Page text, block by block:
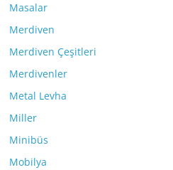
Masalar
Merdiven
Merdiven Çeşitleri
Merdivenler
Metal Levha
Miller
Minibüs
Mobilya